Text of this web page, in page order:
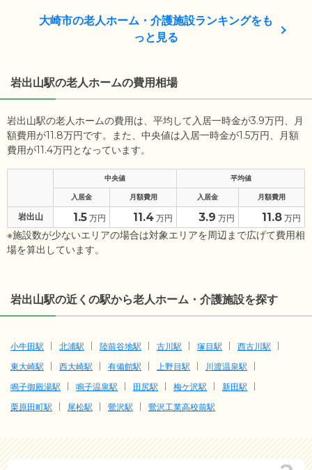
大崎市の老人ホーム・介護施設ランキングをも
っと見る
岩出山駅の老人ホームの費用相場
岩出山駅の老人ホームの費用は、平均して入居一時金が3.9万円、月
額費用が11.8万円です。また、中央値は入居一時金が1.5万円、月額
費用が11.4万円となっています。
中央値 平均値
入居金 月額費用 入居金 月額費用
岩出山 1.5 万円 11.4 万円 3.9 万円 11.8 万円
※施設数が少ないエリアの場合は対象エリアを周辺まで広げて費用相
場を算出しています。
岩出山駅の近くの駅から老人ホーム・介護施設を探す
小牛田駅 北浦駅 陸前谷地駅 古川駅 塚目駅
西古川駅
東大崎駅
西大崎駅 有備館駅 上野目駅
川渡温泉駅
鳴子御殿湯駅
鳴子温泉駅 田尻駅 梅ケ沢駅
新田駅
栗原田町駅
尾松駅 鶯沢駅 鶯沢工業高校前駅